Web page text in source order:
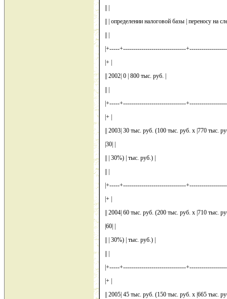
|| | определении налоговой базы | переносу на
|+-----+-------------------------------
|+ |
|| 2002| 0 | 800 тыс. руб. |
|+-----+-------------------------------
|+ |
|| 2003| 30 тыс. руб. (100 тыс. руб. x |770 тыс.
|30| |
|| | 30%) | тыс. руб.) |
|+-----+-------------------------------
|+ |
|| 2004| 60 тыс. руб. (200 тыс. руб. x |710 тыс.
|60| |
|| | 30%) | тыс. руб.) |
|+-----+-------------------------------
|+ |
|| 2005| 45 тыс. руб. (150 тыс. руб. x |665 тыс.